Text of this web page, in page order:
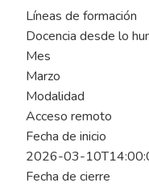
Líneas de formación
Docencia desde lo
Mes
Marzo
Modalidad
Acceso remoto
Fecha de inicio
2026-03-
Fecha de cierre